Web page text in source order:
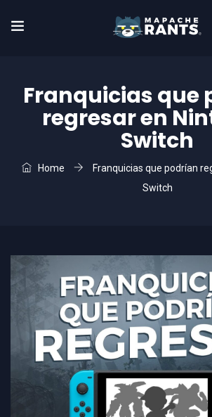
Franquicias que
regresar en
Switch
Home
Franquicias que podrían
Switch